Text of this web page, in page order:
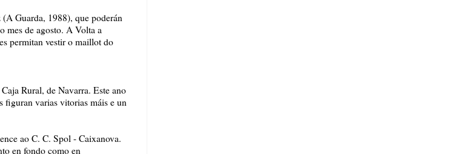
Guarda, 1988), que poderán
mes de agosto. A Volta a
permitan vestir o maillot do
Rural, de Navarra. Este ano
figuran varias vitorias máis e un
ao C. C. Spol - Caixanova.
en fondo como en